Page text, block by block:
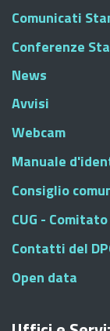
Comunicati
Conferenze
News
Avvisi
Webcam
Manuale
Consiglio
CUG -
Contatti del
Open data